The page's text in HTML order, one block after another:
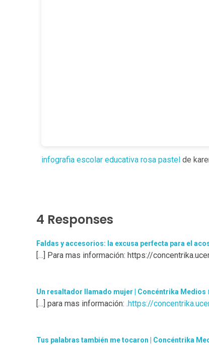
infografia escolar educativa rosa pastel de
4 Responses
Faldas y accesorios: la excusa perfecta para el
[…] Para mas información: https://
Un resaltador llamado mujer | Concéntrika Medios
[…] para mas información: .https://
Tus palabras también me tocaron | Concéntrika